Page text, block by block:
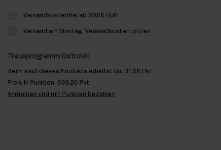
Versandkostenfrei ab 69,00 EUR
Versand am Montag Versandkosten prüfen
Treueprogramm OstroVit
Beim Kauf dieses Produkts erhältst du: 31.96 Pkt.
Preis in Punkten: 639.20 Pkt.
Anmelden und mit Punkten bezahlen